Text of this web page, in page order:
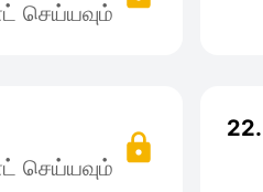
செய்யவும்
செய்யவும்
22.